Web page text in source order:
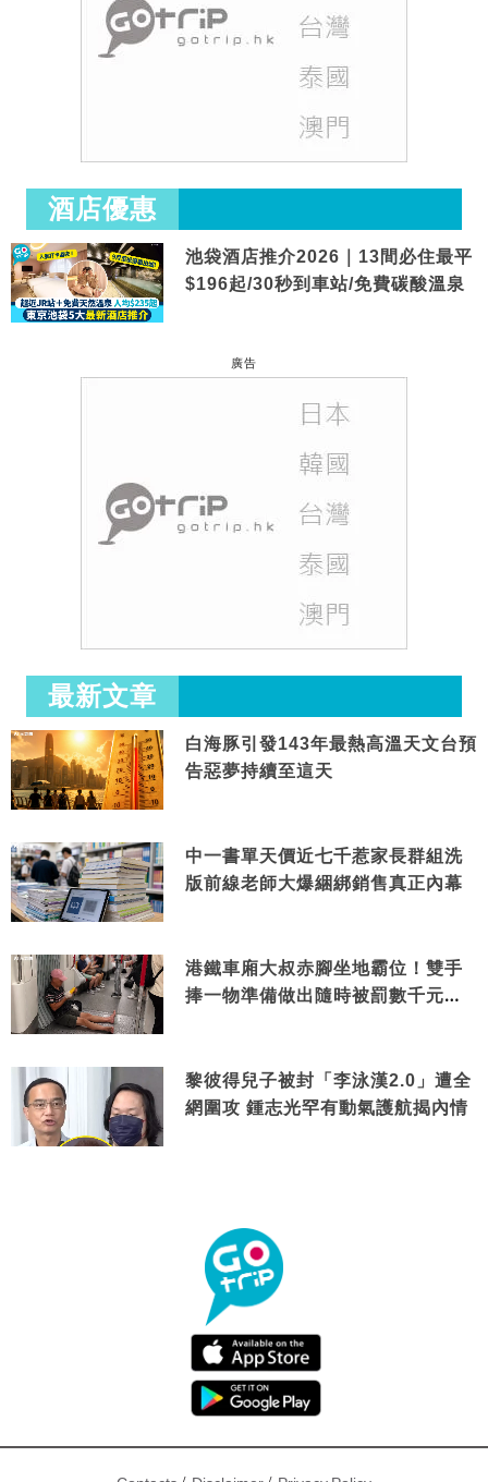
酒店優惠
池袋酒店推介2026｜13間必住最平
$196起/30秒到車站/免費碳酸溫泉
廣告
最新文章
白海豚引發143年最熱高溫天文台預
告惡夢持續至這天
中一書單天價近七千惹家長群組洗
版前線老師大爆綑綁銷售真正內幕
港鐵車廂大叔赤腳坐地霸位！雙手
捧一物準備做出隨時被罰數千元舉
黎彼得兒子被封「李泳漢2.0」遭全
網圍攻 鍾志光罕有動氣護航揭內情